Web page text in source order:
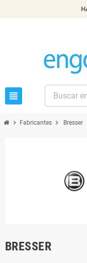
view_headline
chevron_right Fabricantes chevron_right Bresser
BRESSER